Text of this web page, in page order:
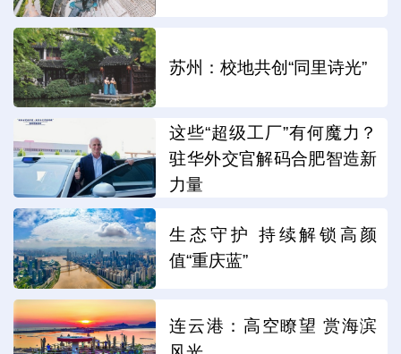
苏州：校地共创“同里诗光”
这些“超级工厂”有何魔力？
驻华外交官解码合肥智造新
力量
生态守护 持续解锁高颜
值“重庆蓝”
连云港：高空瞭望 赏海滨